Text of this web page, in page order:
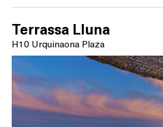
Terrassa Lluna
H10 Urquinaona Plaza